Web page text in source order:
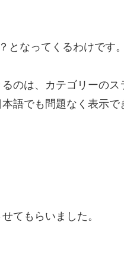
となってくるわけです。
のは、カテゴリーの
語でも問題なく表示
てもらいました。